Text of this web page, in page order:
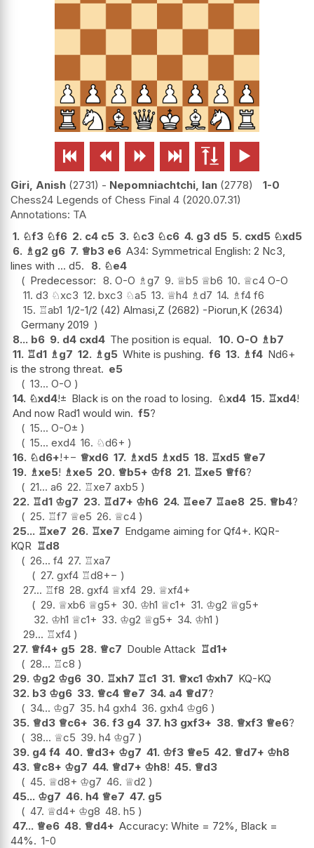
     
Giri, Anish 2731 - Nepomniachtchi, Ian 2778
1-0
Chess24 Legends of Chess Final 4 2020.07.31
TA
1. ♘f3 ♘f6 2. c4 c5 3. ♘c3 ♘c6 4. g3 d5 5. cxd5 ♘xd5
6. ♗ g2 g6 7. ♕b3 e6 A34: Symmetrical English: 2 Nc3,
lines with ... d5.
8. ♘e4
Predecessor: 8. O-O ♗g7 9. ♕b5 ♕b6 10. ♕c4 O-O
11. d3 ♘xc3 12. bxc3 ♘a5 13. ♕h4 ♗d7 14. ♗f4 f6
15. ♖ab1 1/2-1/2 (42) Almasi,Z (2682) -Piorun,K (2634)
Germany 2019
8... b6 9. d4 cxd4 The position is equal. 10. O-O ♗ b7
11. ♖d1 ♗ g7 12. ♗ g5 White is pushing. f6 13. ♗f4 Nd6+
is the strong threat. e5
13... O-O
14. ♘xd4!± Black is on the road to losing. ♘xd4 15. ♖xd4!
And now Rad1 would win. f5?
15... O-O±
15... exd4 16. ♘d6+
16. ♘d6+!+− ♕xd6 17. ♗xd5 ♗xd5 18. ♖xd5 ♕e7
19. ♗xe5! ♗xe5 20. ♕b5+ ♔f8 21. ♖xe5 ♕f6?
21... a6 22. ♖xe7 axb5
22. ♖d1 ♔g7 23. ♖d7+ ♔h6 24. ♖ee7 ♖ae8 25. ♕b4?
25. ♖f7 ♕e5 26. ♕c4
25... ♖xe7 26. ♖xe7 Endgame aiming for Qf4+. KQR-
KQR ♖d8
26... f4 27. ♖xa7
27. gxf4 ♖d8+−
27... ♖f8 28. gxf4 ♕xf4 29. ♕xf4+
29. ♕xb6 ♕g5+ 30. ♔h1 ♕c1+ 31. ♔g2 ♕g5+
32. ♔h1 ♕c1+ 33. ♔g2 ♕g5+ 34. ♔h1
29... ♖xf4
27. ♕f4+ g5 28. ♕c7 Double Attack ♖d1+
28... ♖c8
29. ♔g2 ♔g6 30. ♖xh7 ♖c1 31. ♕xc1 ♔xh7 KQ-KQ
32. b3 ♔g6 33. ♕c4 ♕e7 34. a4 ♕d7?
34... ♔g7 35. h4 gxh4 36. gxh4 ♔g6
35. ♕d3 ♕c6+ 36. f3 g4 37. h3 gxf3+ 38. ♕xf3 ♕e6?
38... ♕c5 39. h4 ♔g7
39. g4 f4 40. ♕d3+ ♔g7 41. ♔f3 ♕e5 42. ♕d7+ ♔h8
43. ♕c8+ ♔g7 44. ♕d7+ ♔h8! 45. ♕d3
45. ♕d8+ ♔g7 46. ♕d2
45... ♔g7 46. h4 ♕e7 47. g5
47. ♕d4+ ♔g8 48. h5
47... ♕e6 48. ♕d4+ Accuracy: White = 72%, Black =
44%. 1-0